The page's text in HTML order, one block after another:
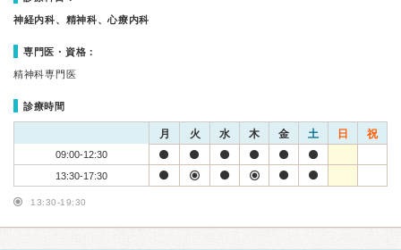
神経内科、精神科、心療内科
専門医・資格：
精神科専門医
診療時間
月 火 水 木 金 土 日 祝
09:00-12:30
13:30-17:30
13:30-19:30